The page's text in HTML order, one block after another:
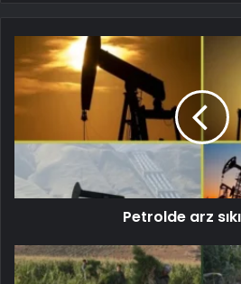
Petrolde arz